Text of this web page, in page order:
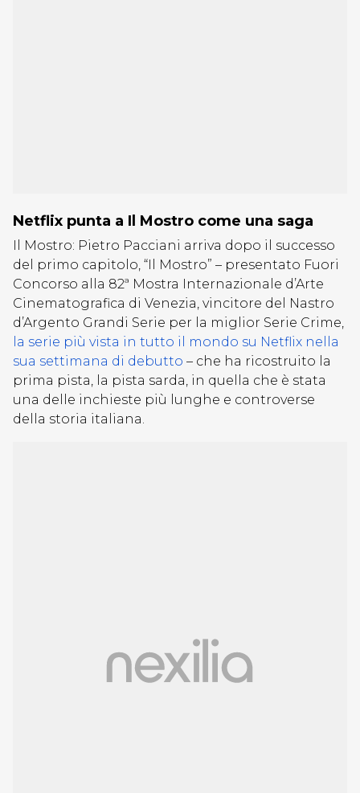
Netflix punta a Il Mostro come una saga
Il Mostro: Pietro Pacciani arriva dopo il successo
del primo capitolo, “Il Mostro” – presentato Fuori
Concorso alla 82ª Mostra Internazionale d’Arte
Cinematografica di Venezia, vincitore del Nastro
d’Argento Grandi Serie per la miglior Serie Crime,
la serie più vista in tutto il mondo su Netflix nella
sua settimana di debutto – che ha ricostruito la
prima pista, la pista sarda, in quella che è stata
una delle inchieste più lunghe e controverse
della storia italiana.